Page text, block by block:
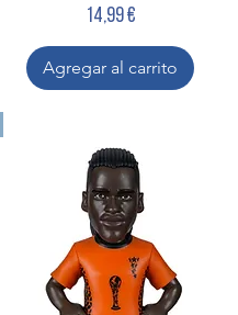
Precio
14,99 €
Agregar al carrito